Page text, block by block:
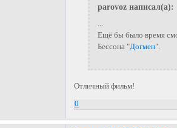
parovoz написал(а):
...
Ещё бы было время
Бессона "Догмен".
Отличный фильм!
0